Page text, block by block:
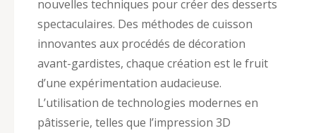
nouvelles techniques pour créer des desserts
spectaculaires. Des méthodes de cuisson
innovantes aux procédés de décoration
avant-gardistes, chaque création est le fruit
d’une expérimentation audacieuse.
L’utilisation de technologies modernes en
pâtisserie, telles que l’impression 3D